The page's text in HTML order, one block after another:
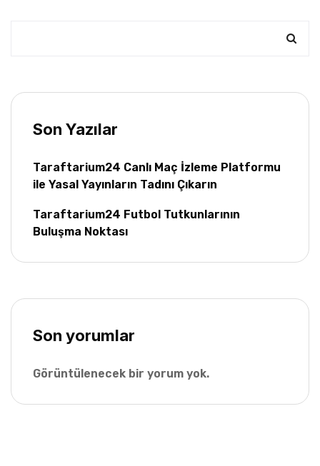
Son Yazılar
Taraftarium24 Canlı Maç İzleme Platformu
ile Yasal Yayınların Tadını Çıkarın
Taraftarium24 Futbol Tutkunlarının
Buluşma Noktası
Son yorumlar
Görüntülenecek bir yorum yok.